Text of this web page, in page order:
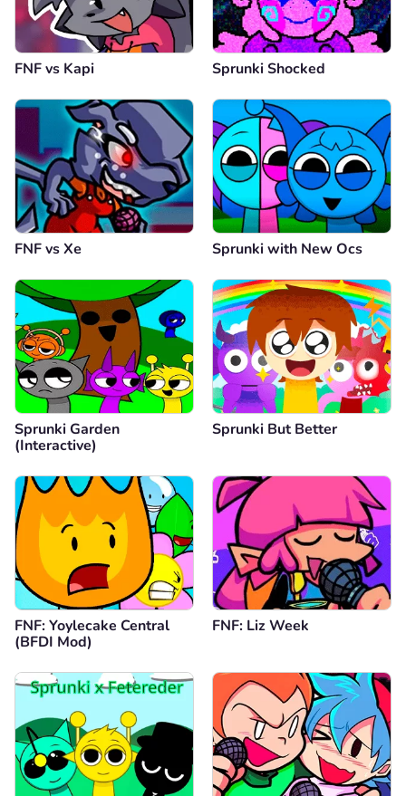
FNF vs Kapi Sprunki Shocked
FNF vs Xе Sprunki with New Ocs
Sprunki Garden
(Interactive)
Sprunki But Better
FNF: Yoylecake Central
(BFDI Mod)
FNF: Liz Week